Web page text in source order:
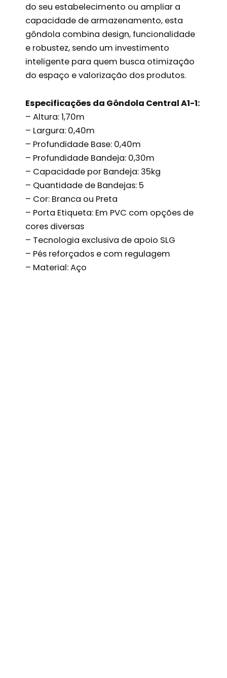
do seu estabelecimento ou ampliar a
capacidade de armazenamento, esta
gôndola combina design, funcionalidade
e robustez, sendo um investimento
inteligente para quem busca otimização
do espaço e valorização dos produtos.
Especificações da Gôndola Central A1-1:
– Altura: 1,70m
– Largura: 0,40m
– Profundidade Base: 0,40m
– Profundidade Bandeja: 0,30m
– Capacidade por Bandeja: 35kg
– Quantidade de Bandejas: 5
– Cor: Branca ou Preta
– Porta Etiqueta: Em PVC com opções de
cores diversas
– Tecnologia exclusiva de apoio SLG
– Pés reforçados e com regulagem
– Material: Aço